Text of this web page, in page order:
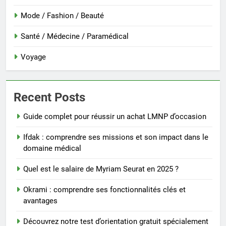
Mode / Fashion / Beauté
Santé / Médecine / Paramédical
Voyage
Recent Posts
Guide complet pour réussir un achat LMNP d’occasion
Ifdak : comprendre ses missions et son impact dans le
domaine médical
Quel est le salaire de Myriam Seurat en 2025 ?
Okrami : comprendre ses fonctionnalités clés et
avantages
Découvrez notre test d’orientation gratuit spécialement